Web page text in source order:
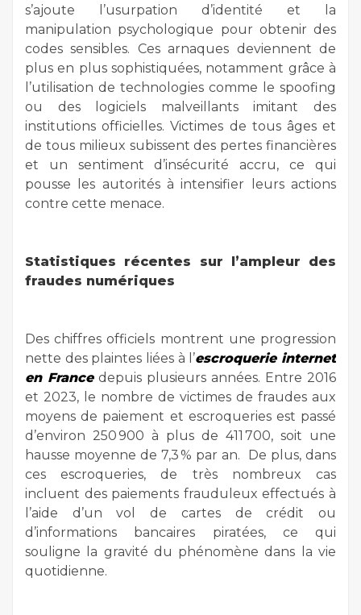
s’ajoute l’usurpation d’identité et la
manipulation psychologique pour obtenir des
codes sensibles. Ces arnaques deviennent de
plus en plus sophistiquées, notamment grâce à
l’utilisation de technologies comme le spoofing
ou des logiciels malveillants imitant des
institutions officielles. Victimes de tous âges et
de tous milieux subissent des pertes financières
et un sentiment d’insécurité accru, ce qui
pousse les autorités à intensifier leurs actions
contre cette menace.
Statistiques récentes sur l’ampleur des
fraudes numériques
Des chiffres officiels montrent une progression
nette des plaintes liées à l’escroquerie internet
en Francedepuis plusieurs années. Entre 2016
et 2023, le nombre de victimes de fraudes aux
moyens de paiement et escroqueries est passé
d’environ 250 900 à plus de 411 700, soit une
hausse moyenne de 7,3 % par an. De plus, dans
ces escroqueries, de très nombreux cas
incluent des paiements frauduleux effectués à
l’aide d’un vol de cartes de crédit ou
d’informations bancaires piratées, ce qui
souligne la gravité du phénomène dans la vie
quotidienne.